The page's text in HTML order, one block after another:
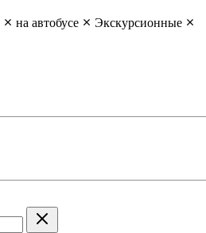
на автобусе
Экскурсионные